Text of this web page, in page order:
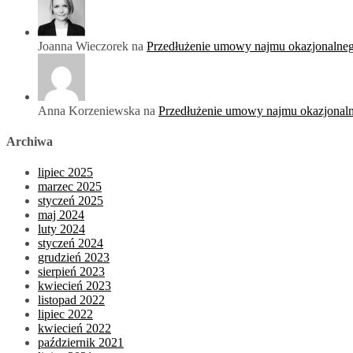
Joanna Wieczorek na Przedłużenie umowy najmu
Anna Korzeniewska na Przedłużenie umowy najmu
Archiwa
lipiec 2025
marzec 2025
styczeń 2025
maj 2024
luty 2024
styczeń 2024
grudzień 2023
sierpień 2023
kwiecień 2023
listopad 2022
lipiec 2022
kwiecień 2022
październik 2021